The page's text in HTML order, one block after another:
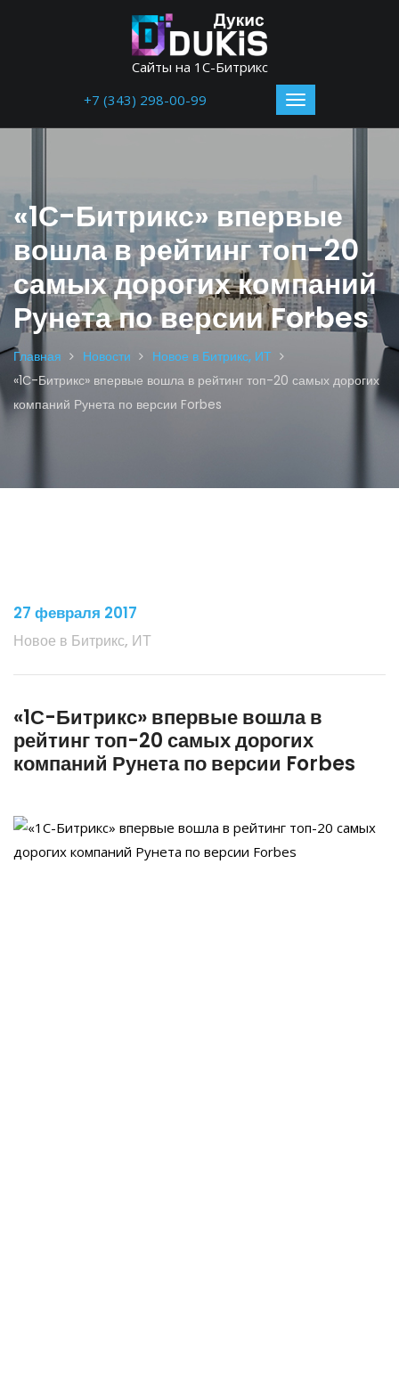
Сайты на 1С-Битрикс
+7 (343) 298-00-99
«1С-Битрикс» впервые
вошла в рейтинг топ-20
самых дорогих компаний
Рунета по версии Forbes
Главная Новости
Новое в Битрикс, ИТ
«1С-Битрикс» впервые вошла в рейтинг топ-20 самых дорогих
компаний Рунета по версии Forbes
27 февраля 2017
Новое в Битрикс, ИТ
«1С-Битрикс» впервые вошла в
рейтинг топ-20 самых дорогих
компаний Рунета по версии Forbes